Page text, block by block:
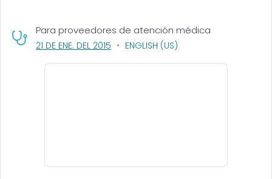
Para proveedores de atención médica
21 DE ENE. DEL 2015 , VISIT LINK FOR DETAILS.
ENGLISH (US)